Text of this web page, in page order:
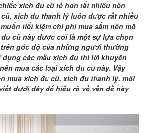
xích đu cũ rẻ hơn rất nhiều nên
xích đu thanh lý luôn được rất nhiều
tiết kiệm chi phí mua sắm nên mô
cũ này được coi là một sự lựa chọn
góc độ của những ngươi thường
dụng các mẫu xích đu thì lời khuyên
mua các loại xích đu cu này. Vậy
mua xích đu cũ, xích đu thanh lý, mời
dưới đây để hiểu rõ về vấn đề này